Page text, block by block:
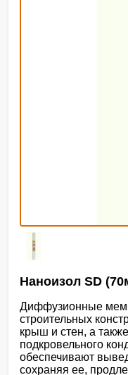
Наноизол SD
Диффузионные
строительных
крыш и стен, а
подкровельного
обеспечивают
сохраняя ее,